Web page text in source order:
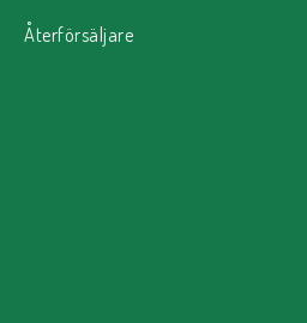
Återförsäljare